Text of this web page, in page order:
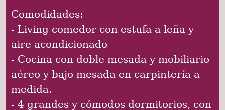
Comodidades:
- Living comedor con estufa a leña y
aire acondicionado
- Cocina con doble mesada y mobiliario
aéreo y bajo mesada en carpintería a
medida.
- 4 grandes y cómodos dormitorios, con